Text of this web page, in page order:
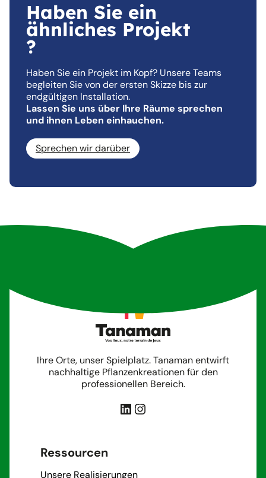
Haben Sie ein
ähnliches Projekt
?
Haben Sie ein Projekt im Kopf? Unsere Teams
begleiten Sie von der ersten Skizze bis zur
endgültigen Installation.
Lassen Sie uns über Ihre Räume sprechen
und ihnen Leben einhauchen.
Sprechen wir darüber
Ihre Orte, unser Spielplatz. Tanaman entwirft
nachhaltige Pflanzenkreationen für den
professionellen Bereich.
LinkedIn
Instagram
Ressourcen
Unsere Realisierungen